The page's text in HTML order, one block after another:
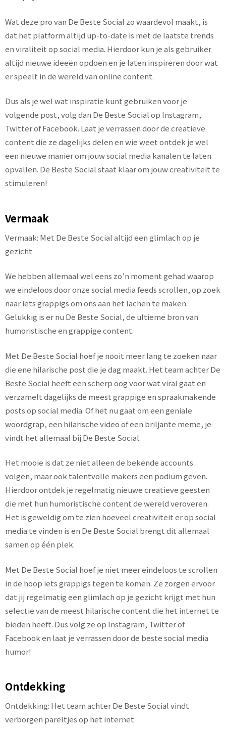
Wat deze pro van De Beste Social zo waardevol maakt, is
dat het platform altijd up-to-date is met de laatste trends
en viraliteit op social media. Hierdoor kun je als gebruiker
altijd nieuwe ideeën opdoen en je laten inspireren door wat
er speelt in de wereld van online content.
Dus als je wel wat inspiratie kunt gebruiken voor je
volgende post, volg dan De Beste Social op Instagram,
Twitter of Facebook. Laat je verrassen door de creatieve
content die ze dagelijks delen en wie weet ontdek je wel
een nieuwe manier om jouw social media kanalen te laten
opvallen. De Beste Social staat klaar om jouw creativiteit te
stimuleren!
Vermaak
Vermaak: Met De Beste Social altijd een glimlach op je
gezicht
We hebben allemaal wel eens zo’n moment gehad waarop
we eindeloos door onze social media feeds scrollen, op zoek
naar iets grappigs om ons aan het lachen te maken.
Gelukkig is er nu De Beste Social, de ultieme bron van
humoristische en grappige content.
Met De Beste Social hoef je nooit meer lang te zoeken naar
die ene hilarische post die je dag maakt. Het team achter De
Beste Social heeft een scherp oog voor wat viral gaat en
verzamelt dagelijks de meest grappige en spraakmakende
posts op social media. Of het nu gaat om een geniale
woordgrap, een hilarische video of een briljante meme, je
vindt het allemaal bij De Beste Social.
Het mooie is dat ze niet alleen de bekende accounts
volgen, maar ook talentvolle makers een podium geven.
Hierdoor ontdek je regelmatig nieuwe creatieve geesten
die met hun humoristische content de wereld veroveren.
Het is geweldig om te zien hoeveel creativiteit er op social
media te vinden is en De Beste Social brengt dit allemaal
samen op één plek.
Met De Beste Social hoef je niet meer eindeloos te scrollen
in de hoop iets grappigs tegen te komen. Ze zorgen ervoor
dat jij regelmatig een glimlach op je gezicht krijgt met hun
selectie van de meest hilarische content die het internet te
bieden heeft. Dus volg ze op Instagram, Twitter of
Facebook en laat je verrassen door de beste social media
humor!
Ontdekking
Ontdekking: Het team achter De Beste Social vindt
verborgen pareltjes op het internet